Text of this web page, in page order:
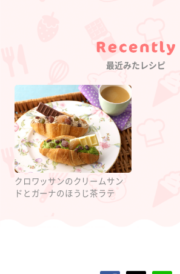
Category
最近みたレシピ
クロワッサンのクリームサン
ドとガーナのほうじ茶ラテ